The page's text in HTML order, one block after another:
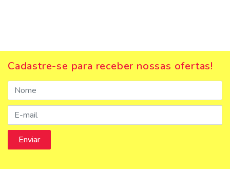
Cadastre-se para receber nossas ofertas!